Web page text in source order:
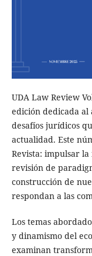
UDA Law Review
edición dedicada
desafíos jurídicos
actualidad. Este
Revista: impulsar
revisión de
construcción de
respondan a las
Los temas
y dinamismo del
examinan